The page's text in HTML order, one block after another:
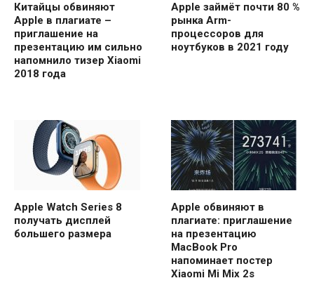
Китайцы обвиняют
Apple в плагиате –
приглашение на
презентацию им сильно
напомнило тизер Xiaomi
2018 года
Apple займёт почти 80 %
рынка Arm-
процессоров для
ноутбуков в 2021 году
Apple Watch Series 8
получать дисплей
большего размера
Apple обвиняют в
плагиате: приглашение
на презентацию
MacBook Pro
напоминает постер
Xiaomi Mi Mix 2s